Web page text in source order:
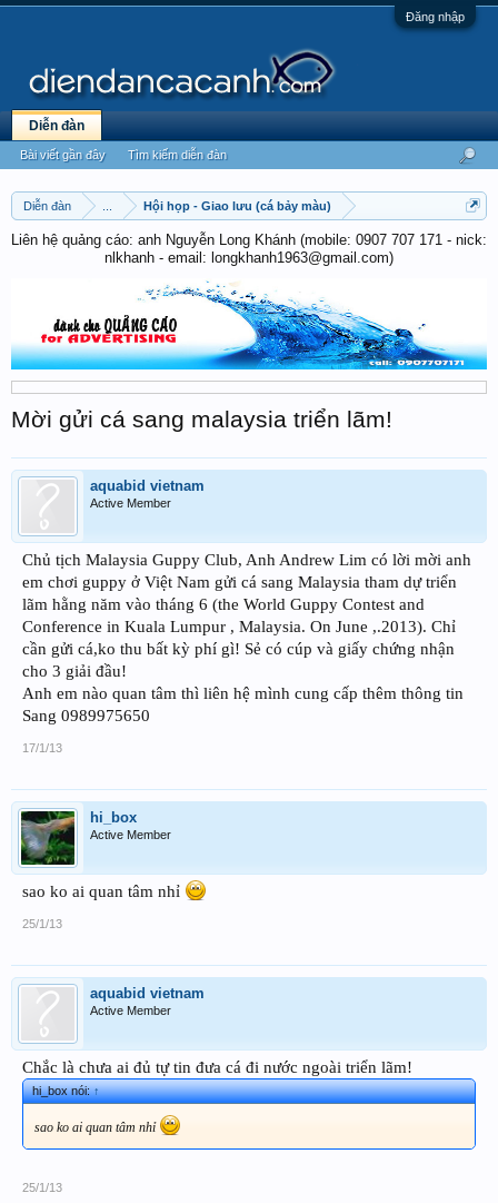
Đăng nhập
Diễn đàn Hội họp - Giao lưu (cá bảy màu)
Liên hệ quảng cáo: anh Nguyễn Long Khánh (mobile: 0907 707 171 - nick:
nlkhanh - email: longkhanh1963@gmail.com)
Mời gửi cá sang malaysia triển lãm!
aquabid vietnam
Active Member
Chủ tịch Malaysia Guppy Club, Anh Andrew Lim có lời mời anh
em chơi guppy ở Việt Nam gửi cá sang Malaysia tham dự triển
lãm hằng năm vào tháng 6 (the World Guppy Contest and
Conference in Kuala Lumpur , Malaysia. On June ,.2013). Chỉ
cần gửi cá,ko thu bất kỳ phí gì! Sẻ có cúp và giấy chứng nhận
cho 3 giải đầu!
Anh em nào quan tâm thì liên hệ mình cung cấp thêm thông tin
Sang 0989975650
17/1/13
hi_box
Active Member
sao ko ai quan tâm nhỉ
25/1/13
aquabid vietnam
Active Member
Chắc là chưa ai đủ tự tin đưa cá đi nước ngoài triển lãm!
hi_box nói:↑
sao ko ai quan tâm nhỉ
25/1/13
Diễn đàn
Bài viết gần đây Tìm kiếm diễn đàn